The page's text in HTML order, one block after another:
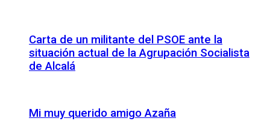
Carta de un militante del PSOE ante la
situación actual de la Agrupación Socialista
de Alcalá
Mi muy querido amigo Azaña